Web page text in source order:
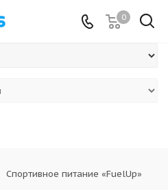
0
Спортивное питание «FuelUp»